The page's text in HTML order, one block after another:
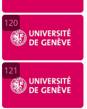
120
121